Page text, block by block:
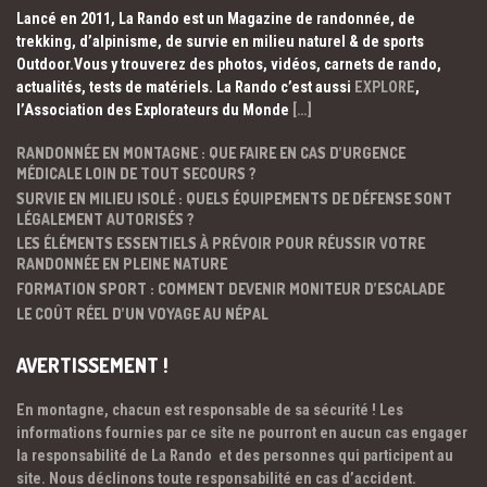
Lancé en 2011, La Rando est un Magazine de randonnée, de
trekking, d’alpinisme, de survie en milieu naturel & de sports
Outdoor.Vous y trouverez des photos, vidéos, carnets de rando,
actualités, tests de matériels. La Rando c’est aussi EXPLORE,
l’Association des Explorateurs du Monde […]
RANDONNÉE EN MONTAGNE : QUE FAIRE EN CAS D’URGENCE
MÉDICALE LOIN DE TOUT SECOURS ?
SURVIE EN MILIEU ISOLÉ : QUELS ÉQUIPEMENTS DE DÉFENSE SONT
LÉGALEMENT AUTORISÉS ?
LES ÉLÉMENTS ESSENTIELS À PRÉVOIR POUR RÉUSSIR VOTRE
RANDONNÉE EN PLEINE NATURE
FORMATION SPORT : COMMENT DEVENIR MONITEUR D’ESCALADE
LE COÛT RÉEL D’UN VOYAGE AU NÉPAL
AVERTISSEMENT !
En montagne, chacun est responsable de sa sécurité ! Les
informations fournies par ce site ne pourront en aucun cas engager
la responsabilité de La Rando et des personnes qui participent au
site. Nous déclinons toute responsabilité en cas d’accident.